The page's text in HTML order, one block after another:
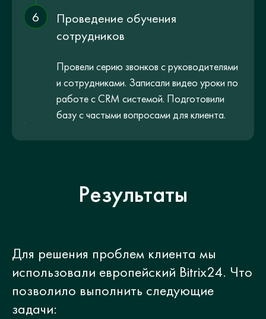
6
Проведение обучения
сотрудников
Провели серию звонков с руководителями
и сотрудниками. Записали видео уроки по
работе с CRM системой. Подготовили
базу с частыми вопросами для клиента.
Результаты
Для решения проблем клиента мы
использовали европейский Bitrix24. Что
позволило выполнить следующие
задачи: